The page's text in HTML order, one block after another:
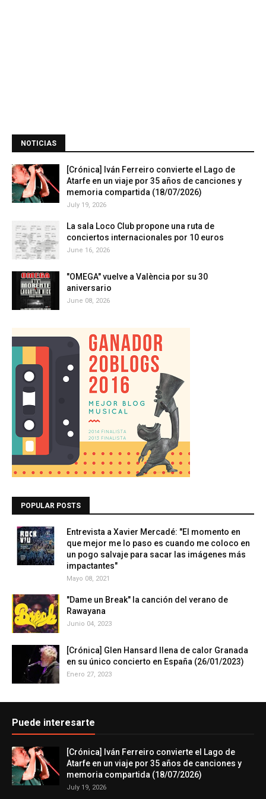
NOTICIAS
[Crónica] Iván Ferreiro convierte el Lago de
Atarfe en un viaje por 35 años de canciones y
memoria compartida (18/07/2026)
July 19, 2026
La sala Loco Club propone una ruta de
conciertos internacionales por 10 euros
June 16, 2026
"OMEGA" vuelve a València por su 30
aniversario
June 08, 2026
POPULAR POSTS
Entrevista a Xavier Mercadé: "El momento en
que mejor me lo paso es cuando me coloco en
un pogo salvaje para sacar las imágenes más
impactantes"
Mayo 08, 2021
"Dame un Break" la canción del verano de
Rawayana
Junio 04, 2023
[Crónica] Glen Hansard llena de calor Granada
en su único concierto en España (26/01/2023)
Enero 27, 2023
Puede interesarte
[Crónica] Iván Ferreiro convierte el Lago de
Atarfe en un viaje por 35 años de canciones y
memoria compartida (18/07/2026)
July 19, 2026